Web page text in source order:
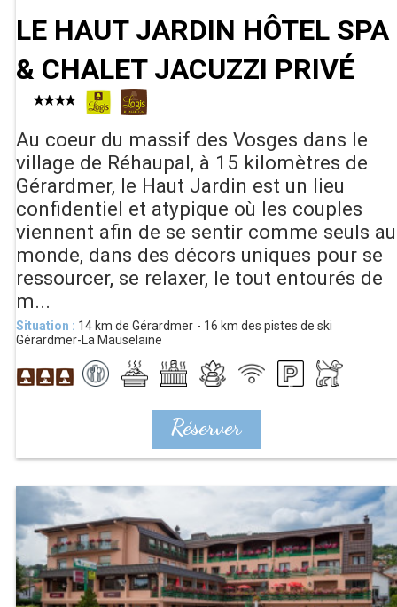
LE HAUT JARDIN HÔTEL SPA
& CHALET JACUZZI PRIVÉ
Au coeur du massif des Vosges dans le
village de Réhaupal, à 15 kilomètres de
Gérardmer, le Haut Jardin est un lieu
confidentiel et atypique où les couples
viennent afin de se sentir comme seuls au
monde, dans des décors uniques pour se
ressourcer, se relaxer, le tout entourés de
m...
Situation : 14 km de Gérardmer 16 km des pistes de ski
Gérardmer-La Mauselaine
Réserver